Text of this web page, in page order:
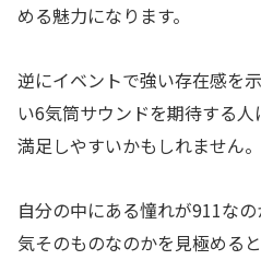
める魅力になります。
逆にイベントで強い存在感を
い6気筒サウンドを期待する
満足しやすいかもしれません。
自分の中にある憧れが911な
気そのものなのかを見極める